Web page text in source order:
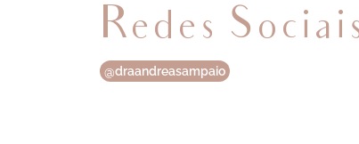
Redes
@draandreasampaio